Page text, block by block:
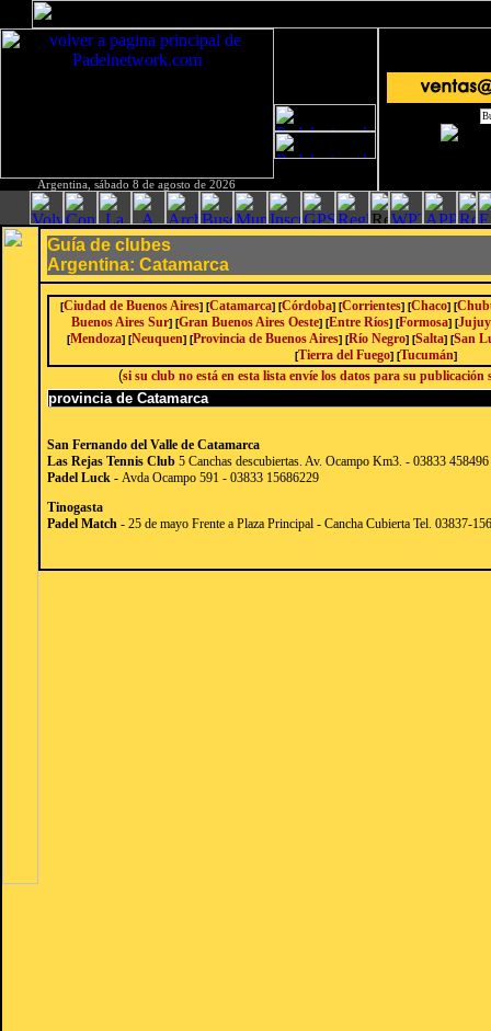
Argentina, sábado 8 de agosto de 2026
Guía de clubes
Argentina: Catamarca
[Ciudad de Buenos Aires] [Catamarca] [Córdoba] [Corrientes] [Chaco] [
Buenos Aires Sur] [Gran Buenos Aires Oeste] [Entre Ríos] [Formosa] [Jujuy
[Mendoza] [Neuquen] [Provincia de Buenos Aires] [Río Negro] [Salta] [San
[Tierra del Fuego] [Tucumán]
(si su club no está en esta lista envíe los datos para su
provincia de Catamarca
San Fernando del Valle de Catamarca
Las Rejas Tennis Club 5 Canchas descubiertas. Av. Ocampo Km3. - 03833 458496
Padel Luck - Avda Ocampo 591 - 03833 15686229
Tinogasta
Padel Match - 25 de mayo Frente a Plaza Principal - Cancha Cubierta Tel. 03837-